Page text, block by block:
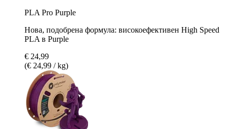
PLA Pro Purple
Нова, подобрена формула: високоефективен High Speed
PLA в Purple
€ 24,99
(€ 24,99 / kg)